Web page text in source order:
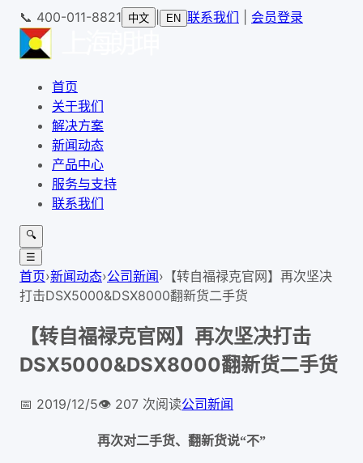
📞 400-011-8821 中文 EN 联系我们 会员登录
首页
关于我们
解决方案
新闻动态
产品中心
服务与支持
联系我们
🔍
☰
首页›新闻动态›公司新闻› 【转自福禄克官网】再次坚决
打击DSX5000&DSX8000翻新货二手货
【转自福禄克官网】再次坚决打击
DSX5000&DSX8000翻新货二手货
📅 2019/12/5👁️ 207 次阅读公司新闻
再次对二手货、翻新货说“不”